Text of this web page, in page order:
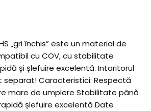
„gri închis” este un material de
cu COV, cu stabilitate
și șlefuire excelentă. Intaritorul
Caracteristici: Respectă
mare de umplere Stabilitate până
șlefuire excelentă Date